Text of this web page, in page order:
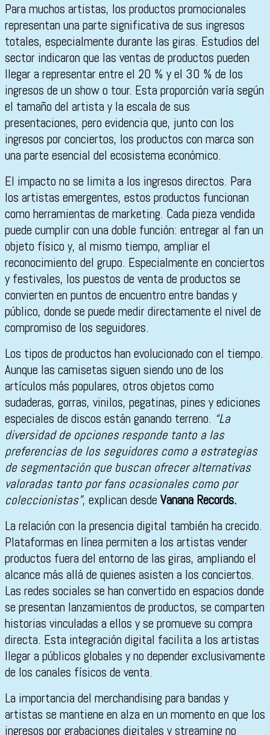
Para muchos artistas, los productos promocionales
representan una parte significativa de sus ingresos
totales, especialmente durante las giras. Estudios del
sector indicaron que las ventas de productos pueden
llegar a representar entre el 20 % y el 30 % de los
ingresos de un show o tour. Esta proporción varía según
el tamaño del artista y la escala de sus
presentaciones, pero evidencia que, junto con los
ingresos por conciertos, los productos con marca son
una parte esencial del ecosistema económico.
El impacto no se limita a los ingresos directos. Para
los artistas emergentes, estos productos funcionan
como herramientas de marketing. Cada pieza vendida
puede cumplir con una doble función: entregar al fan un
objeto físico y, al mismo tiempo, ampliar el
reconocimiento del grupo. Especialmente en conciertos
y festivales, los puestos de venta de productos se
convierten en puntos de encuentro entre bandas y
público, donde se puede medir directamente el nivel de
compromiso de los seguidores.
Los tipos de productos han evolucionado con el tiempo.
Aunque las camisetas siguen siendo uno de los
artículos más populares, otros objetos como
sudaderas, gorras, vinilos, pegatinas, pines y ediciones
especiales de discos están ganando terreno. “La
diversidad de opciones responde tanto a las
preferencias de los seguidores como a estrategias
de segmentación que buscan ofrecer alternativas
valoradas tanto por fans ocasionales como por
coleccionistas”, explican desde Vanana Records.
La relación con la presencia digital también ha crecido.
Plataformas en línea permiten a los artistas vender
productos fuera del entorno de las giras, ampliando el
alcance más allá de quienes asisten a los conciertos.
Las redes sociales se han convertido en espacios donde
se presentan lanzamientos de productos, se comparten
historias vinculadas a ellos y se promueve su compra
directa. Esta integración digital facilita a los artistas
llegar a públicos globales y no depender exclusivamente
de los canales físicos de venta.
La importancia del merchandising para bandas y
artistas se mantiene en alza en un momento en que los
ingresos por grabaciones digitales y streaming no